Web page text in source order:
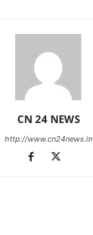
CN 24 NEWS
http://www.cn24news.in